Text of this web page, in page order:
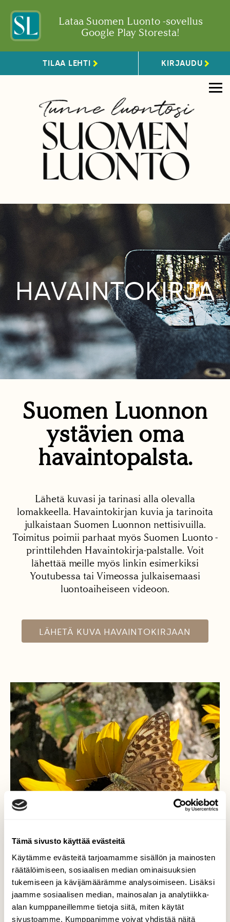
Tämä sivusto käyttää evästeitä
Käytämme evästeitä tarjoamamme sisällön ja mainosten
räätälöimiseen, sosiaalisen median ominaisuuksien
tukemiseen ja kävijämäärämme analysoimiseen. Lisäksi
jaamme sosiaalisen median, mainosalan ja analytiikka-
alan kumppaneillemme tietoja siitä, miten käytät
sivustoamme. Kumppanimme voivat yhdistää näitä
Lataa Suomen Luonto -sovellus
Google Play Storesta!
TILAA LEHTI KIRJAUDU
HAVAINTOKIRJA
Suomen Luonnon
ystävien oma
havaintopalsta.
Lähetä kuvasi ja tarinasi alla olevalla
lomakkeella. Havaintokirjan kuvia ja tarinoita
julkaistaan Suomen Luonnon nettisivuilla.
Toimitus poimii parhaat myös Suomen Luonto -
printtilehden Havaintokirja-palstalle. Voit
lähettää meille myös linkin esimerkiksi
Youtubessa tai Vimeossa julkaisemaasi
luontoaiheiseen videoon.
LÄHETÄ KUVA HAVAINTOKIRJAAN